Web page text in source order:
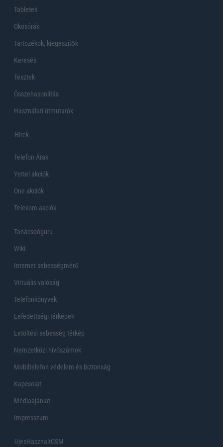
Tabletek
Okosórák
Tartozékok, kiegeszítők
Keresés
Tesztek
Összehasonlítás
Használati útmutatók
Hirek
Telefon Árak
Yettel akciók
One akciók
Telekom akciók
Tanácsdóguru
Wiki
Internet sebességmérő
Virtuális valóság
Telefonkönyvek
Lefedettségi térképek
Letöltési sebesség térkép
Nemzetközi hívószámok
Mobiltelefon védelem és biztonság
Kapcsolat
Médiaajánlat
Impresszum
UjesHasznaltGSM